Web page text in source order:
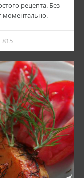
рецепта. Без
моментально.
815